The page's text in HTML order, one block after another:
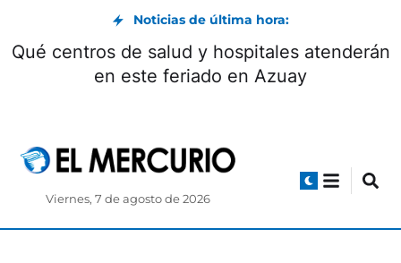
Noticias de última hora:
Qué centros de salud y hospitales atenderán
en este feriado en Azuay
Viernes, 7 de agosto de 2026